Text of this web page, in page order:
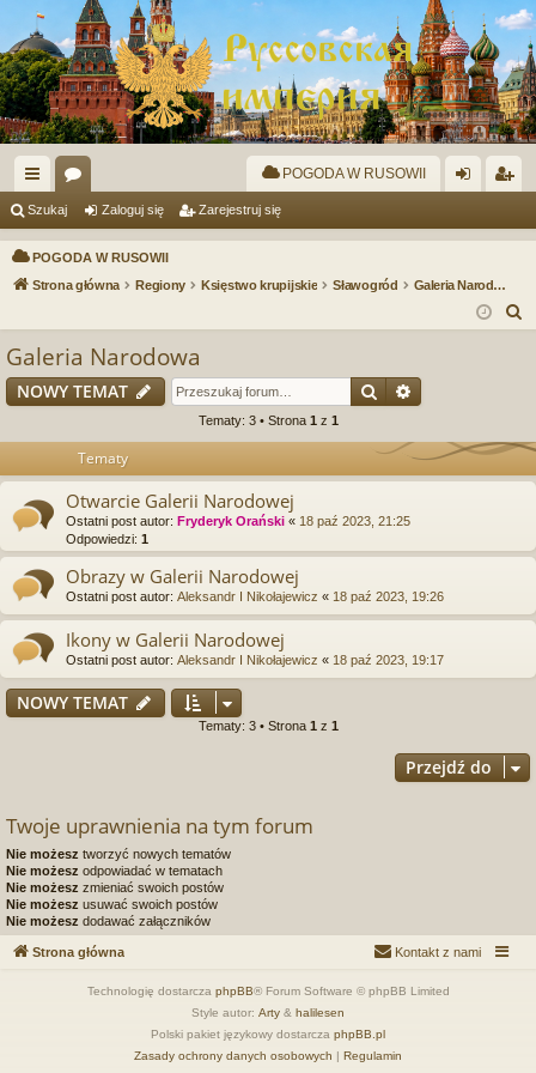
ię
ce
j
or
a
POGODA W RUSOWII
og
uj
ej
tru
Szukaj Zaloguj się Zarejestruj się
POGODA W RUSOWII
Strona główna
Regiony Księstwo krupijskie Sławogród
Galeria Narodowa
j
Galeria Narodowa
NOWY TEMAT Szukaj
Tematy: 3 • Strona 1 z 1
Tematy
Otwarcie Galerii Narodowej
Ostatni post autor: Fryderyk Orański « 18 paź 2023, 21:25
Odpowiedzi: 1
Obrazy w Galerii Narodowej
Ostatni post autor: Aleksandr I Nikołajewicz « 18 paź 2023, 19:26
Ikony w Galerii Narodowej
Ostatni post autor: Aleksandr I Nikołajewicz « 18 paź 2023, 19:17
NOWY TEMAT
Tematy: 3 • Strona 1 z 1
Przejdź do
Twoje uprawnienia na tym forum
Nie możesz tworzyć nowych tematów
Nie możesz odpowiadać w tematach
Nie możesz zmieniać swoich postów
Nie możesz usuwać swoich postów
Nie możesz dodawać załączników
Strona główna Kontakt z nami
Technologię dostarcza phpBB® Forum Software © phpBB Limited
Style autor: Arty & halilesen
Polski pakiet językowy dostarcza phpBB.pl
Zasady ochrony danych osobowych | Regulamin